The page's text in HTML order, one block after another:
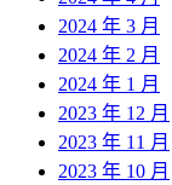
2024 年 3 月
2024 年 2 月
2024 年 1 月
2023 年 12 月
2023 年 11 月
2023 年 10 月